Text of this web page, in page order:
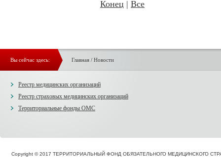
Конец | Все
Вы сейчас здесь: Главная/ Новости
Реестр медицинских организаций
Реестр страховых медицинских организаций
Территориальные фонды ОМС
Copyright © 2017 ТЕРРИТОРИАЛЬНЫЙ ФОНД ОБЯЗАТЕЛЬНОГО МЕДИЦИНСКОГО